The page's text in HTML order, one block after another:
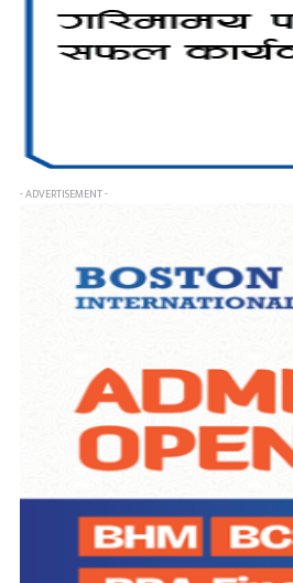
- ADVERTISEMENT -